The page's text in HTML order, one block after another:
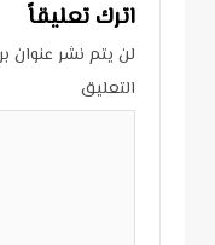
اترك تعليقاً
لن يتم نشر عنوان
التعليق